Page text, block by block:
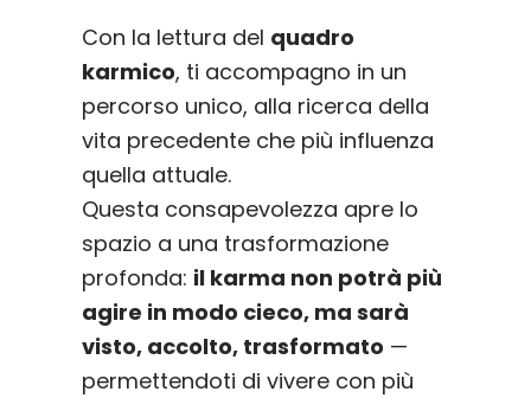
Con la lettura del quadro
karmico, ti accompagno in un
percorso unico, alla ricerca della
vita precedente che più influenza
quella attuale.
Questa consapevolezza apre lo
spazio a una trasformazione
profonda: il karma non potrà più
agire in modo cieco, ma sarà
visto, accolto, trasformato —
permettendoti di vivere con più